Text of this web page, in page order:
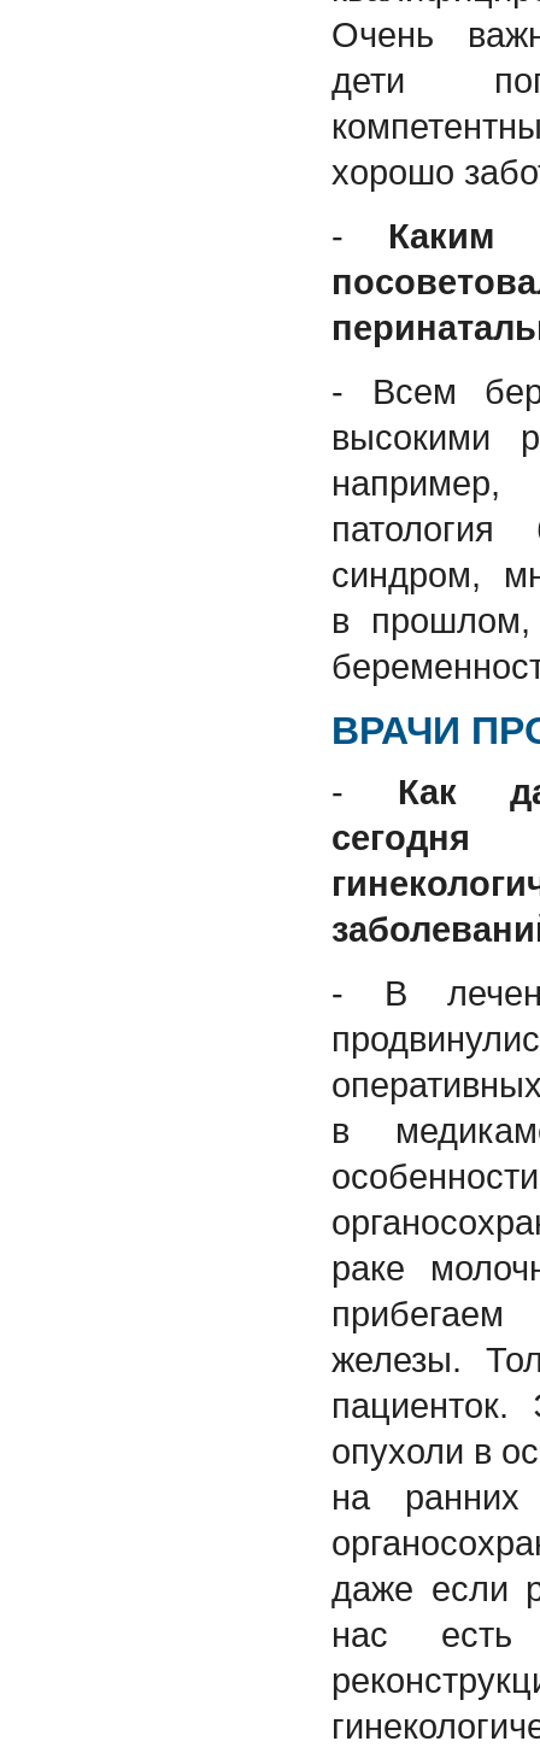
Очень
дети
хорошо
- Каким
- Всем
высокими
патология
синдром,
в прошлом,
ВРАЧИ
- Как
- В
в
раке
железы.
пациенток.
опухоли в
на
даже если
нас есть